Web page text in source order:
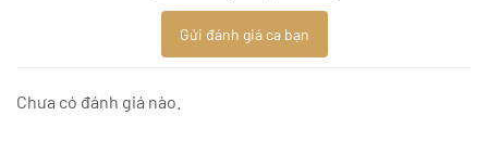
Gửi đánh giá ca bạn
Chưa có đánh giá nào.